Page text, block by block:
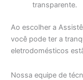
transparente.
Ao escolher a
você pode ter a
eletrodomésticos
Nossa equipe de